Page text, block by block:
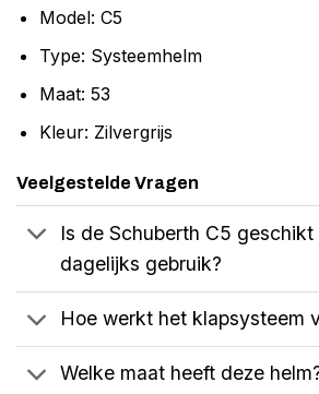
Model: C5
Type: Systeemhelm
Maat: 53
Kleur: Zilvergrijs
Veelgestelde Vragen
Is de Schuberth C5 geschikt
dagelijks gebruik?
Hoe werkt het klapsysteem
Welke maat heeft deze